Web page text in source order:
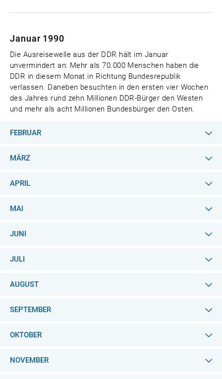
Januar 1990
Die Ausreisewelle aus der DDR hält im Januar
unvermindert an: Mehr als 70.000 Menschen haben die
DDR in diesem Monat in Richtung Bundesrepublik
verlassen. Daneben besuchten in den ersten vier Wochen
des Jahres rund zehn Millionen DDR-Bürger den Westen
und mehr als acht Millionen Bundesbürger den Osten.
FEBRUAR
MÄRZ
APRIL
MAI
JUNI
JULI
AUGUST
SEPTEMBER
OKTOBER
NOVEMBER